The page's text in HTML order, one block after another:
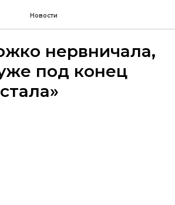
Новости
нервничала,
под конец